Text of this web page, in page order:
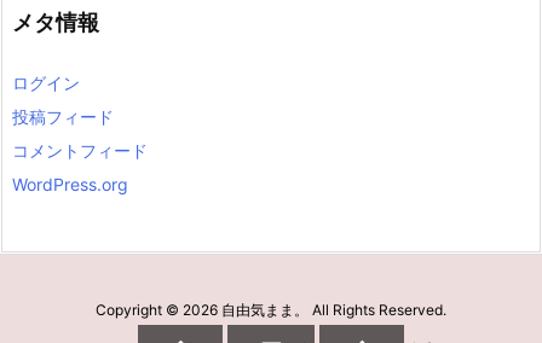
メタ情報
ログイン
投稿フィード
コメントフィード
WordPress.org
Copyright © 2026 自由気まま。 All Rights Reserved.